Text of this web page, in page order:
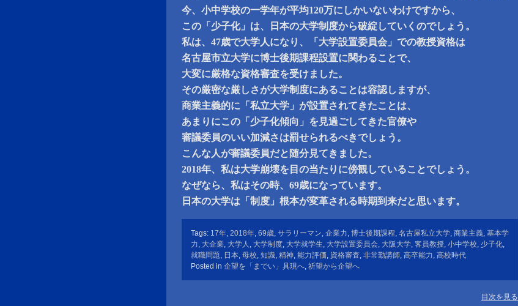
今、小中学校の一学年が平均120万にしかいないわけですから、
この「少子化」は、日本の大学制度から破綻していくのでしょう。
私は、47歳で大学人になり、「大学設置委員会」での教授資格は
名古屋市立大学に博士後期課程設置に関わることで、
大変に厳格な資格審査を受けました。
その厳密な厳しさが大学制度にあることは容認しますが、
商業主義的に「私立大学」が設置されてきたことは、
あまりにこの「少子化傾向」を見過ごしてきた官僚や
審議委員のいい加減さは罰せられるべきでしょう。
こんな人が審議委員だと随分見てきました。
2018年、私は大学崩壊を目の当たりに傍観していることでしょう。
なぜなら、私はその時、69歳になっています。
日本の大学は「制度」根本が変革される時期到来だと思います。
Tags: 17年, 2018年, 69歳, サラリーマン, 企業力, 博士後期課程, 名古屋私立大学, 商業主義, 基本学
力, 大企業, 大学人 , 大学制度, 大学就学生, 大学設置委員会, 大阪大学, 客員教授, 小中学校, 少子化,
就職問題, 日本, 母校, 知識, 精神, 能力評価, 資格審査, 非常勤講師, 高卒能力, 高校時代
Posted in 企望を「までい」具現へ, 祈望から企望へ
目次を見る